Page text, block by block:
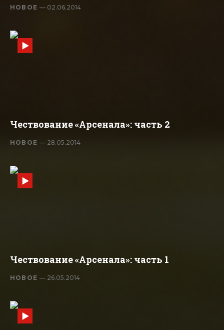
НОВОЕ— 02.06.2014
Чествование «Арсенала»: часть 2
НОВОЕ— 28.05.2014
Чествование «Арсенала»: часть 1
НОВОЕ— 26.05.2014